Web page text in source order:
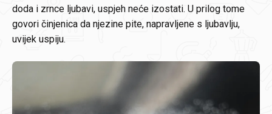
doda i zrnce ljubavi, uspjeh neće izostati. U prilog tome
govori činjenica da njezine pite, napravljene s ljubavlju,
uvijek uspiju.